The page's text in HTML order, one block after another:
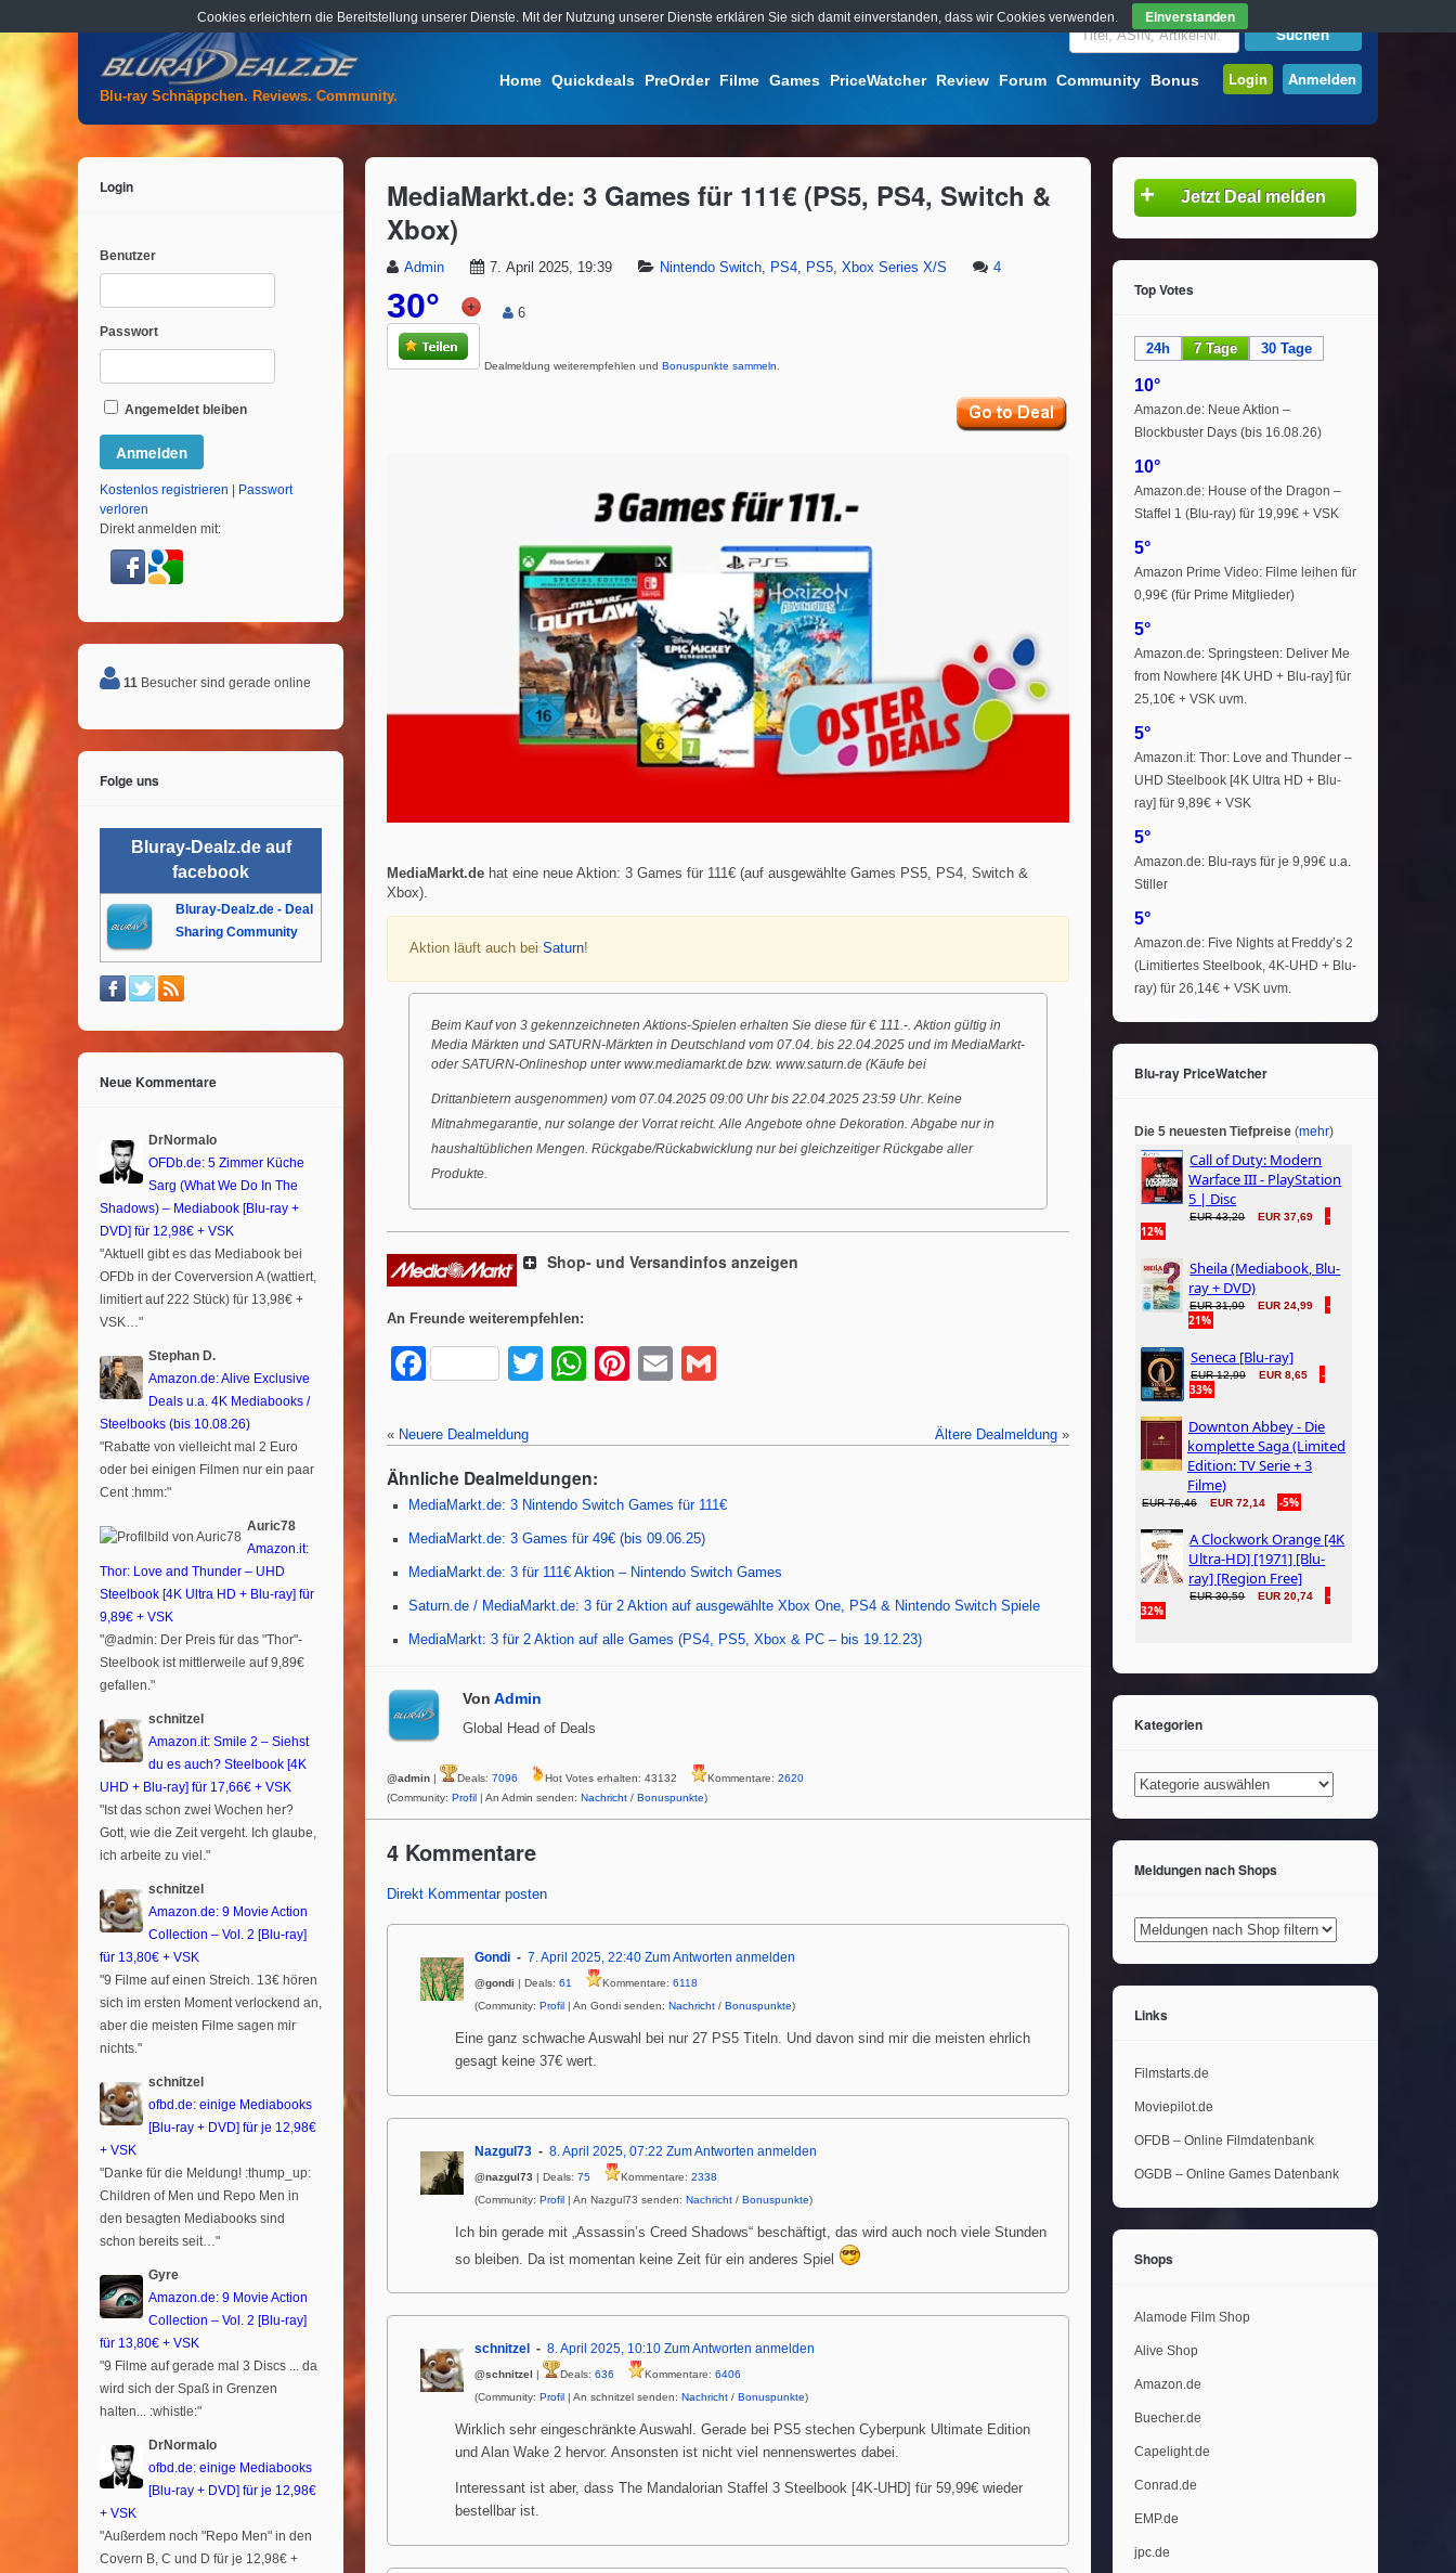
Blu-ray Schnäppchen. Reviews. Community.
Home Quickdeals PreOrder Filme Games PriceWatcher Review Forum Community Bonus Login Anmelden
MediaMarkt.de: 3 Games für 111€ (PS5, PS4, Switch &
Xbox)
Admin 7. April 2025, 19:39 Nintendo Switch, PS4, PS5, Xbox Series X/S 4
30° 6
Dealmeldung weiterempfehlen und Bonuspunkte sammeln
MediaMarkt.de hat eine neue Aktion: 3 Games für 111€ (auf ausgewählte Games PS5, PS4, Switch &
Xbox).
Aktion läuft auch bei Saturn!
Beim Kauf von 3 gekennzeichneten Aktions-Spielen erhalten Sie diese für € 111.-. Aktion gültig in
Media Märkten und SATURN-Märkten in Deutschland vom 07.04. bis 22.04.2025 und im MediaMarkt-
oder SATURN-Onlineshop unter www.mediamarkt.de bzw. www.saturn.de (Käufe bei
Drittanbietern ausgenommen) vom 07.04.2025 09:00 Uhr bis 22.04.2025 23:59 Uhr. Keine
Mitnahmegarantie, nur solange der Vorrat reicht. Alle Angebote ohne Dekoration. Abgabe nur in
haushaltüblichen Mengen. Rückgabe/Rückabwicklung nur bei gleichzeitiger Rückgabe aller
Produkte.
Shop- und Versandinfos anzeigen
An Freunde weiterempfehlen:
F
c
e
b
o
o
k
T
er
W
s
A
p
p
Pi
st
E
« Neuere Dealmeldung Ältere Dealmeldung »
Ähnliche Dealmeldungen:
MediaMarkt.de: 3 Nintendo Switch Games für 111€
MediaMarkt.de: 3 Games für 49€ (bis 09.06.25)
MediaMarkt.de: 3 für 111€ Aktion – Nintendo Switch Games
Saturn.de / MediaMarkt.de: 3 für 2 Aktion auf ausgewählte Xbox One, PS4 & Nintendo Switch Spiele
MediaMarkt: 3 für 2 Aktion auf alle Games (PS4, PS5, Xbox & PC – bis 19.12.23)
Von Admin
Global Head of Deals
@admin | Deals: 7096 Hot Votes erhalten: 43132 Kommentare: 2620
(Community: Profil | An Admin senden: Nachricht / Bonuspunkte)
4 Kommentare
Direkt Kommentar posten
Gondi 7. April 2025, 22:40 Zum Antworten anmelden
@gondi | Deals: 61 Kommentare: 6118
(Community: Profil | An Gondi senden: Nachricht / Bonuspunkte)
Eine ganz schwache Auswahl bei nur 27 PS5 Titeln. Und davon sind mir die meisten ehrlich
gesagt keine 37€ wert.
Nazgul73 8. April 2025, 07:22 Zum Antworten anmelden
@nazgul73 | Deals: 75 Kommentare: 2338
(Community: Profil | An Nazgul73 senden: Nachricht / Bonuspunkte)
Ich bin gerade mit „Assassin’s Creed Shadows“ beschäftigt, das wird auch noch viele Stunden
so bleiben. Da ist momentan keine Zeit für ein anderes Spiel
schnitzel 8. April 2025, 10:10 Zum Antworten anmelden
@schnitzel Deals: 636 Kommentare: 6406
(Community: Profil | An schnitzel senden: Nachricht / Bonuspunkte)
Wirklich sehr eingeschränkte Auswahl. Gerade bei PS5 stechen Cyberpunk Ultimate Edition
und Alan Wake 2 hervor. Ansonsten ist nicht viel nennenswertes dabei.
Interessant ist aber, dass The Mandalorian Staffel 3 Steelbook [4K-UHD] für 59,99€ wieder
bestellbar ist.
Login
Benutzer
Passwort
Angemeldet bleiben
Kostenlos registrieren
Passwort
verloren
Direkt anmelden mit:
11 Besucher sind gerade online
Folge uns
Bluray-Dealz.de auf
facebook
Bluray-Dealz.de - Deal
Sharing Community
Neue Kommentare
DrNormalo
OFDb.de: 5 Zimmer Küche
Sarg (What We Do In The
Shadows) – Mediabook [Blu-ray +
DVD] für 12,98€ + VSK
"Aktuell gibt es das Mediabook bei
OFDb in der Coverversion A (wattiert,
limitiert auf 222 Stück) für 13,98€ +
VSK…"
Stephan D.
Amazon.de: Alive Exclusive
Deals u.a. 4K Mediabooks /
Steelbooks (bis 10.08.26)
"Rabatte von vielleicht mal 2 Euro
oder bei einigen Filmen nur ein paar
Cent :hmm:"
Auric78
Amazon.it:
Thor: Love and Thunder – UHD
Steelbook [4K Ultra HD + Blu-ray] für
9,89€ + VSK
"@admin: Der Preis für das "Thor"-
Steelbook ist mittlerweile auf 9,89€
gefallen."
schnitzel
Amazon.it: Smile 2 – Siehst
du es auch? Steelbook [4K
UHD + Blu-ray] für 17,66€ + VSK
"Ist das schon zwei Wochen her?
Gott, wie die Zeit vergeht. Ich glaube,
ich arbeite zu viel."
schnitzel
Amazon.de: 9 Movie Action
Collection – Vol. 2 [Blu-ray]
für 13,80€ + VSK
"9 Filme auf einen Streich. 13€ hören
sich im ersten Moment verlockend an,
aber die meisten Filme sagen mir
nichts."
schnitzel
ofbd.de: einige Mediabooks
[Blu-ray + DVD] für je 12,98€
+ VSK
"Danke für die Meldung! :thump_up:
Children of Men und Repo Men in
den besagten Mediabooks sind
schon bereits seit…"
Gyre
Amazon.de: 9 Movie Action
Collection – Vol. 2 [Blu-ray]
für 13,80€ + VSK
"9 Filme auf gerade mal 3 Discs ... da
wird sich der Spaß in Grenzen
halten... :whistle:"
DrNormalo
ofbd.de: einige Mediabooks
[Blu-ray + DVD] für je 12,98€
+ VSK
"Außerdem noch "Repo Men" in den
Covern B, C und D für je 12,98€ +
+ Jetzt Deal melden
Top Votes
24h 7 Tage 30 Tage
10°
Amazon.de: Neue Aktion –
Blockbuster Days (bis 16.08.26)
10°
Amazon.de: House of the Dragon –
Staffel 1 (Blu-ray) für 19,99€ + VSK
5°
Amazon Prime Video: Filme leihen für
0,99€ (für Prime Mitglieder)
5°
Amazon.de: Springsteen: Deliver Me
from Nowhere [4K UHD + Blu-ray] für
25,10€ + VSK uvm.
5°
Amazon.it: Thor: Love and Thunder –
UHD Steelbook [4K Ultra HD + Blu-
ray] für 9,89€ + VSK
5°
Amazon.de: Blu-rays für je 9,99€ u.a.
Stiller
5°
Amazon.de: Five Nights at Freddy’s 2
(Limitiertes Steelbook, 4K-UHD + Blu-
ray) für 26,14€ + VSK uvm.
Blu-ray PriceWatcher
Die 5 neuesten Tiefpreise (mehr)
Kategorien
Kategorien
Meldungen nach Shops
Links
Filmstarts.de
Moviepilot.de
OFDB – Online Filmdatenbank
OGDB – Online Games Datenbank
Shops
Alamode Film Shop
Alive Shop
Amazon.de
Buecher.de
Capelight.de
Conrad.de
EMP.de
jpc.de
Cookies erleichtern die Bereitstellung unserer Dienste. Mit der Nutzung unserer Dienste erklären Sie sich damit einverstanden, dass wir Cookies verwenden. Einverstanden